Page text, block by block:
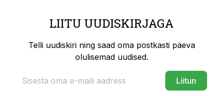
LIITU UUDISKIRJAGA
Telli uudiskiri ning saad oma postkasti päeva
olulisemad uudised.
Liitun